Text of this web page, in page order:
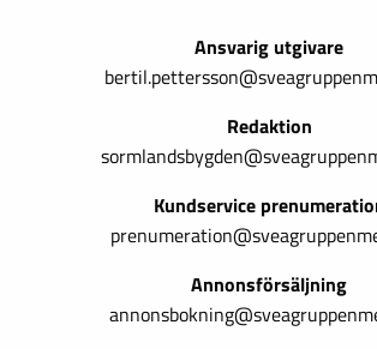
Ansvarig utgivare
Redaktion
Kundservice
Annonsförsäljning